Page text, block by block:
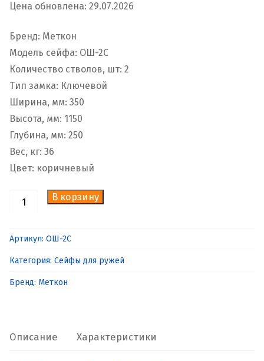
Цена обновлена: 29.07.2026
Бренд: Меткон
Модель сейфа: ОШ-2С
Количество стволов, шт: 2
Тип замка: Ключевой
Ширина, мм: 350
Высота, мм: 1150
Глубина, мм: 250
Вес, кг: 36
Цвет: коричневый
Количество
оружейный
ОШ-2С
В корзину
Артикул: ОШ-2С
Категория: Сейфы для ружей
Бренд: Меткон
Описание Характеристики